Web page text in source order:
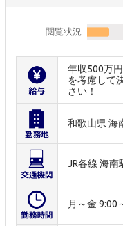
閲覧状況
年収500万
を考慮して
さい！
和歌山県 海
JR各線 海
月～金 9:00